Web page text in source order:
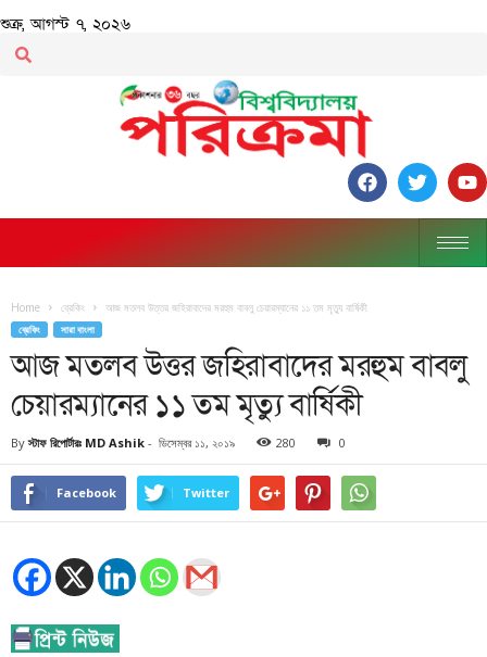
শুক্র, আগস্ট ৭, ২০২৬
Home ব্রেকিং আজ মতলব উত্তর জহিরাবাদের মরহুম বাবলু চেয়ারম্যানের ১১ তম মৃত্যু বার্ষিকী
ব্রেকিং সারা বাংলা
আজ মতলব উত্তর জহিরাবাদের মরহুম বাবলু
চেয়ারম্যানের ১১ তম মৃত্যু বার্ষিকী
By স্টাফ রিপোর্টারঃ MD Ashik - ডিসেম্বর ১১, ২০১৯ 280 0
Facebook Twitter